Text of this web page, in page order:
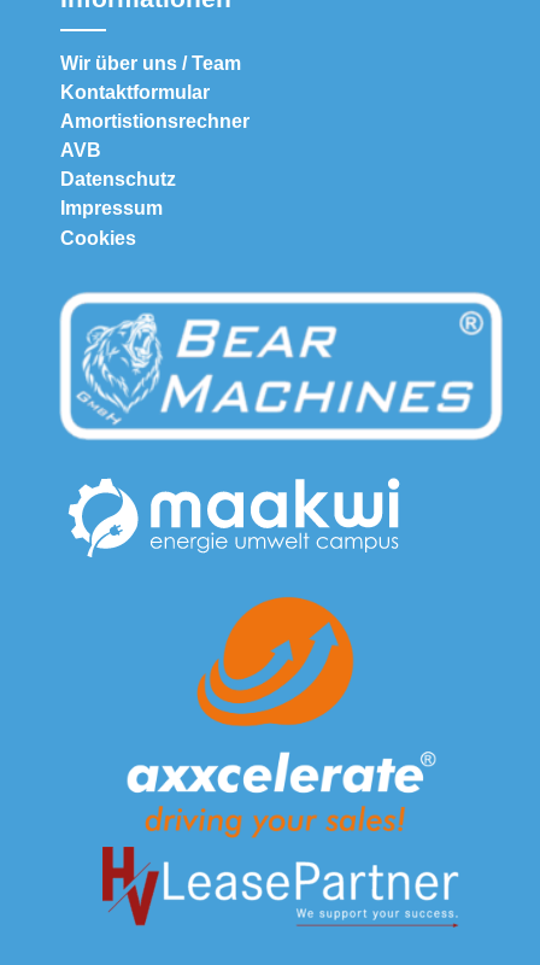
Wir über uns / Team
Kontaktformular
Amortistionsrechner
AVB
Datenschutz
Impressum
Cookies